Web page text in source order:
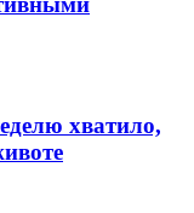
хватило,